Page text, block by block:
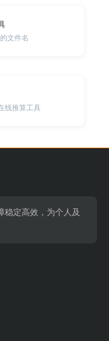
文件名
线推算工具
稳定高效，为个人及